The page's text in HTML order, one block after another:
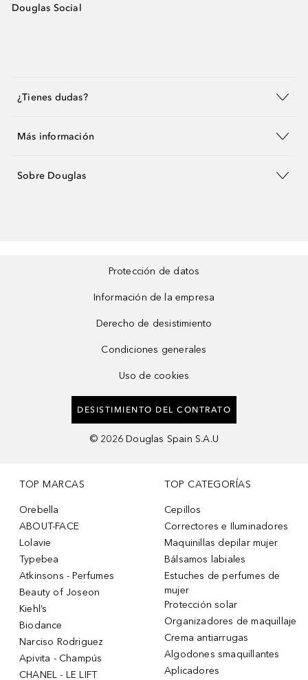
Douglas Social
¿Tienes dudas?
Más información
Sobre Douglas
Protección de datos
Información de la empresa
Derecho de desistimiento
Condiciones generales
Uso de cookies
DESISTIMIENTO DEL CONTRATO
© 2026 Douglas Spain S.A.U
TOP MARCAS
Orebella
ABOUT-FACE
Lolavie
Typebea
Atkinsons - Perfumes
Beauty of Joseon
Kiehl’s
Biodance
Narciso Rodriguez
Apivita - Champús
CHANEL - LE LIFT
TOP CATEGORÍAS
Cepillos
Correctores e Iluminadores
Maquinillas depilar mujer
Bálsamos labiales
Estuches de perfumes de
mujer
Protección solar
Organizadores de maquillaje
Crema antiarrugas
Algodones smaquillantes
Aplicadores